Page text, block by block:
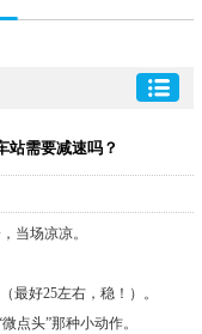
站需要减速吗？
当场凉凉。
最好25左右，稳！）。
点头”那种小动作。